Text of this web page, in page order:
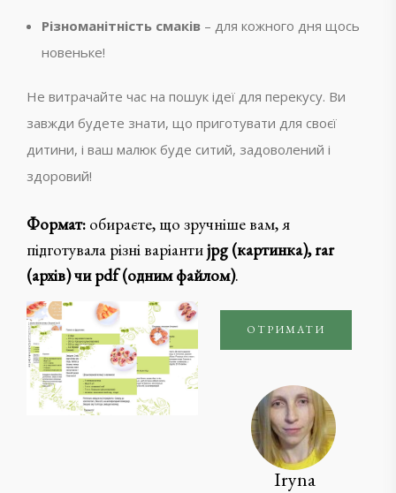
Різноманітність смаків – для кожного дня щось
новеньке!
Не витрачайте час на пошук ідеї для перекусу. Ви
завжди будете знати, що приготувати для своєї
дитини, і ваш малюк буде ситий, задоволений і
здоровий!
Формат: обираєте, що зручніше вам, я
підготувала різні варіантиjpg (картинка), rar
(архів) чи pdf (одним файлом).
ОТРИМАТИ
Iryna